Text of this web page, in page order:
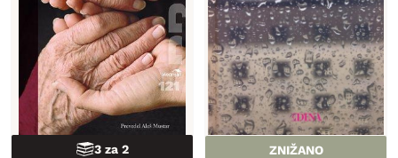
3 za 2 ZNIŽANO